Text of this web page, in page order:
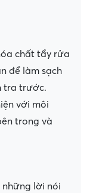
chất tẩy rửa
để làm sạch
tra trước.
với môi
trong và
những lời nói